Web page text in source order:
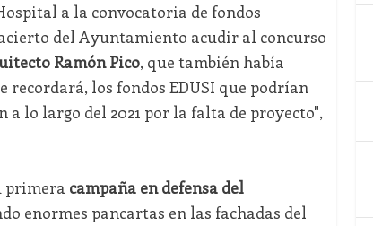
a la convocatoria de fondos
del Ayuntamiento acudir al concurso
Ramón Pico, que también había
recordará, los fondos EDUSI que podrían
lo largo del 2021 por la falta de proyecto",
primera campaña en defensa del
enormes pancartas en las fachadas del